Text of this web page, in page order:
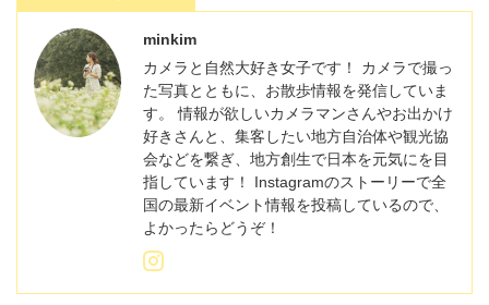
minkim
カメラと自然大好き女子です！ カメラで撮っ
た写真とともに、お散歩情報を発信していま
す。 情報が欲しいカメラマンさんやお出かけ
好きさんと、集客したい地方自治体や観光協
会などを繋ぎ、地方創生で日本を元気にを目
指しています！ Instagramのストーリーで全
国の最新イベント情報を投稿しているので、
よかったらどうぞ！